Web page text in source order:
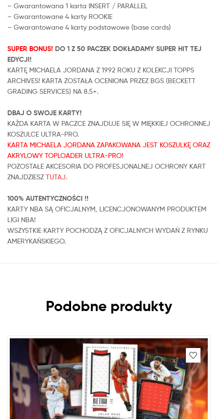
– Gwarantowana 1 karta INSERT / PARALLEL
– Gwarantowane 4 karty ROOKIE
– Gwarantowane 4 karty podstawowe (base cards)
SUPER BONUS! DO 1 Z 50 PACZEK DOKŁADAMY SUPER HIT TEJ
EDYCJI!
KARTĘ MICHAELA JORDANA Z 1992 ROKU Z KOLEKCJI TOPPS
ARCHIVES! KARTA ZOSTAŁA OCENIONA PRZEZ BGS (BECKETT
GRADING SERVICES) NA 8.5+.
DBAJ O SWOJE KARTY!
KAŻDA KARTA W PACZCE ZNAJDUJE SIĘ W MIĘKKIEJ OCHRONNEJ
KOSZULCE ULTRA-PRO.
KARTA MICHAELA JORDANA ZAPAKOWANA JEST KOSZULKĘ ORAZ
AKRYLOWY TOPLOADER ULTRA-PRO!
POZOSTAŁE AKCESORIA DO PROFESJONALNEJ OCHRONY KART
ZNAJDZIESZ TUTAJ.
100% AUTENTYCZNOŚCI !!
KARTY NBA SĄ OFICJALNYM, LICENCJONOWANYM PRODUKTEM
LIGI NBA!
WSZYSTKIE KARTY POCHODZĄ Z OFICJALNYCH WYDAŃ Z RYNKU
AMERYKAŃSKIEGO.
Podobne produkty